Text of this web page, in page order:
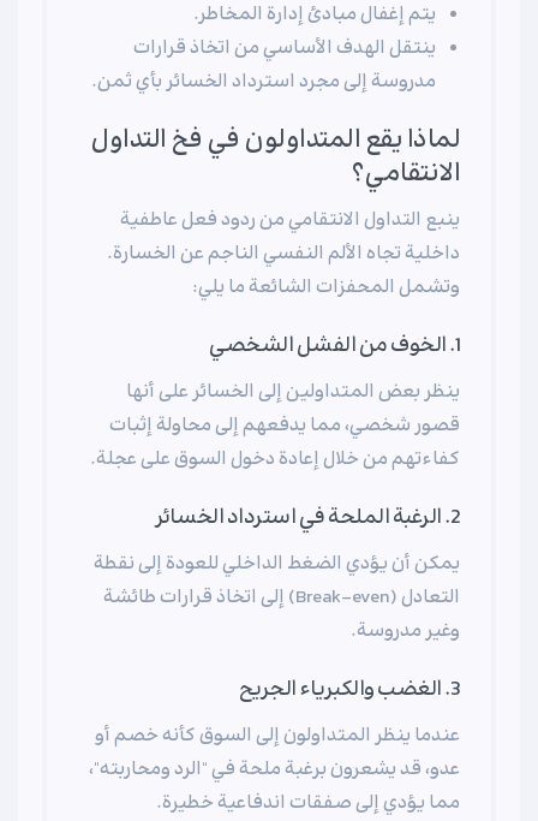
يتم إغفال مبادئ إدارة المخاطر.
ينتقل الهدف الأساسي من اتخاذ قرارات
مدروسة إلى مجرد استرداد الخسائر بأي ثمن.
لماذا يقع المتداولون في فخ التداول
الانتقامي؟
ينبع التداول الانتقامي من ردود فعل عاطفية
داخلية تجاه الألم النفسي الناجم عن الخسارة.
وتشمل المحفزات الشائعة ما يلي:
1. الخوف من الفشل الشخصي
ينظر بعض المتداولين إلى الخسائر على أنها
قصور شخصي، مما يدفعهم إلى محاولة إثبات
كفاءتهم من خلال إعادة دخول السوق على عجلة.
2. الرغبة الملحة في استرداد الخسائر
يمكن أن يؤدي الضغط الداخلي للعودة إلى نقطة
التعادل (Break-even) إلى اتخاذ قرارات طائشة
وغير مدروسة.
3. الغضب والكبرياء الجريح
عندما ينظر المتداولون إلى السوق كأنه خصم أو
عدو، قد يشعرون برغبة ملحة في "الرد ومحاربته"،
مما يؤدي إلى صفقات اندفاعية خطيرة.